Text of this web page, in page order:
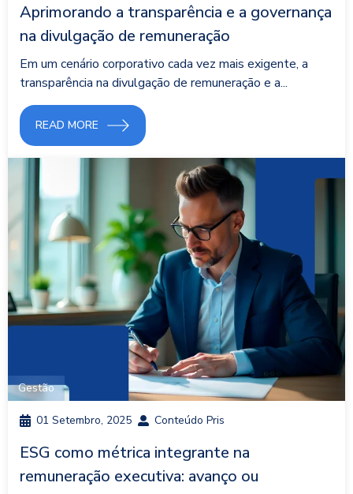
Aprimorando a transparência e a governança
na divulgação de remuneração
Em um cenário corporativo cada vez mais exigente, a
transparência na divulgação de remuneração e a...
READ MORE
Gestão
01 Setembro, 2025 Conteúdo Pris
ESG como métrica integrante na
remuneração executiva: avanço ou